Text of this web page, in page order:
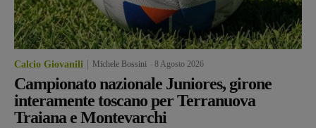
Calcio Giovanili Michele Bossini 8 Agosto 2026
Campionato nazionale Juniores, girone
interamente toscano per Terranuova
Traiana e Montevarchi